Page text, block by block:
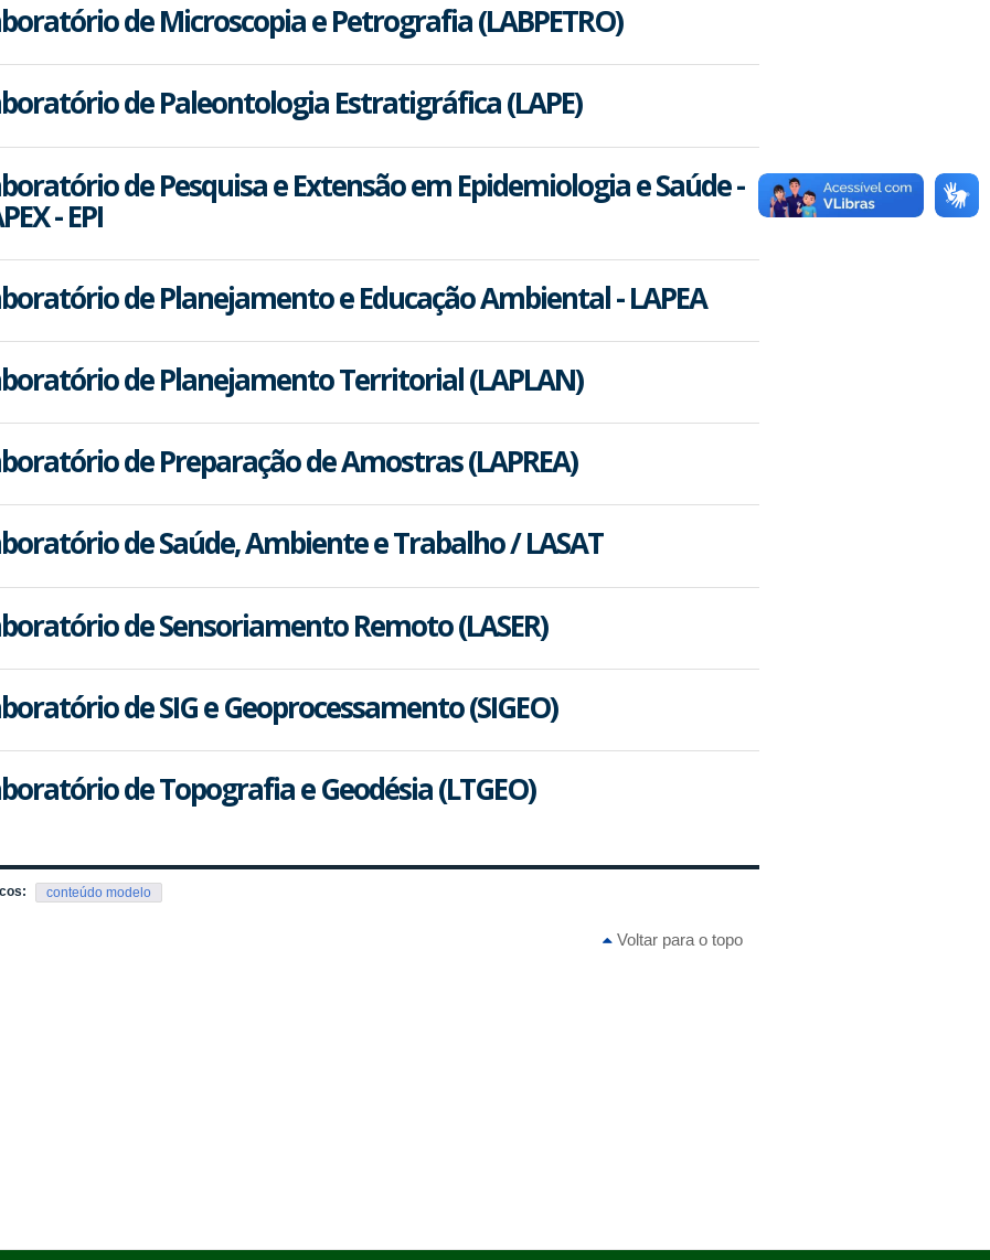
de Microscopia e Petrografia (LABPETRO)
de Paleontologia Estratigráfica (LAPE)
de Pesquisa e Extensão em Epidemiologia e Saúde -
- EPI
de Planejamento e Educação Ambiental - LAPEA
de Planejamento Territorial (LAPLAN)
de Preparação de Amostras (LAPREA)
de Saúde, Ambiente e Trabalho / LASAT
de Sensoriamento Remoto (LASER)
de SIG e Geoprocessamento (SIGEO)
de Topografia e Geodésia (LTGEO)
conteúdo modelo
Voltar para o topo